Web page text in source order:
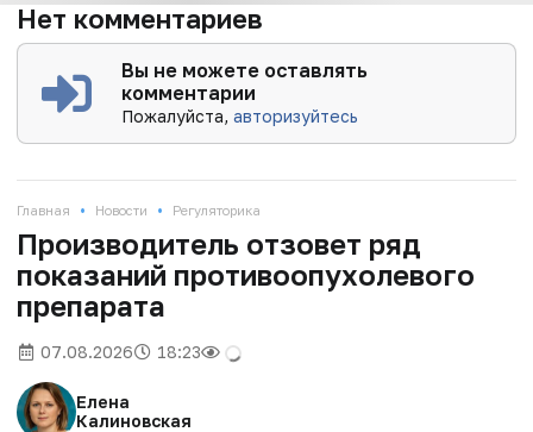
Нет комментариев
Вы не можете оставлять
комментарии
Пожалуйста,авторизуйтесь
Главная • Новости • Регуляторика
Производитель отзовет ряд
показаний противоопухолевого
препарата
07.08.2026 18:23
Елена
Калиновская